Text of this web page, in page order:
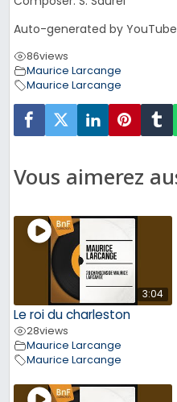
Auto-generated by
86views
Maurice Larcange
Maurice Larcange
Vous aimerez
3:04
Le roi du charleston
28views
Maurice Larcange
Maurice Larcange